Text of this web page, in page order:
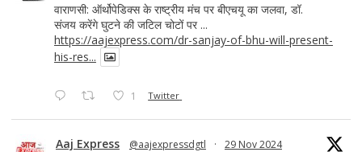
वाराणसी: ऑर्थोपेडिक्स के राष्ट्रीय मंच पर बीएचयू का जलवा, डॉ.
संजय करेंगे घुटने की जटिल चोटों पर ...
https://aajexpress.com/dr-sanjay-of-bhu-will-present-
his-res...
1 Twitter
Aaj Express @aajexpressdgtl · 29 Nov 2024